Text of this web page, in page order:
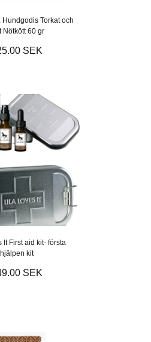
Hundgodis Torkat och
Nötkött 60 gr
SEK
It First aid kit- första
hjälpen kit
SEK